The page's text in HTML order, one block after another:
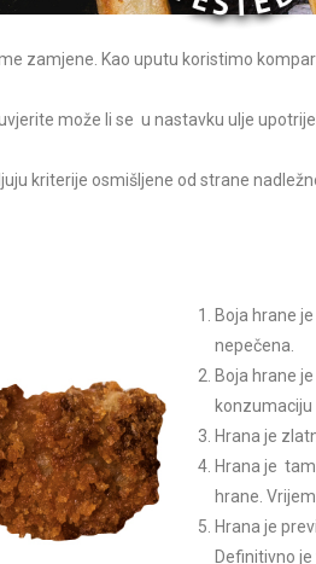
zamjene. Kao uputu koristimo
može li se u nastavku ulje
kriterije osmišljene od strane
Boja hrane
nepečena.
Boja hrane
konzumaciju
Hrana je
Hrana je
hrane.
Hrana je
Definitivno